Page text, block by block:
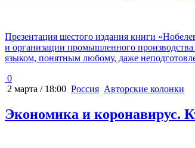
Презентация шестого издания книги
и организации промышленного
языком, понятным любому, даже
0
2 марта / 18:00 Россия Авторские колонки
Экономика и коронавирус.